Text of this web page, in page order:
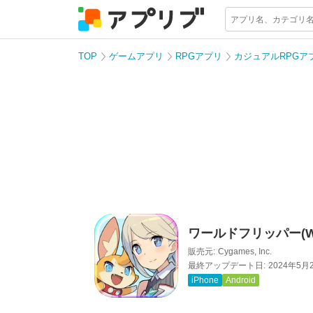
TOP ゲームアプリ RPGアプリ カジュアルRPGア
ワールドフリッパー
販売元: Cygames, Inc.
最終アップデート日: 2024年5月
iPhone
Android